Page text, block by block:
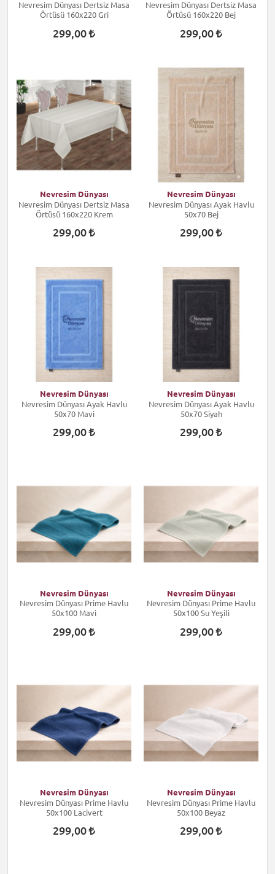
Nevresim Dünyası Dertsiz Masa
Örtüsü 160x220 Gri
299,00
Nevresim Dünyası Dertsiz Masa
Örtüsü 160x220 Bej
299,00
Nevresim Dünyası
Nevresim Dünyası Dertsiz Masa
Örtüsü 160x220 Krem
299,00
Nevresim Dünyası
Nevresim Dünyası Ayak Havlu
50x70 Bej
299,00
Nevresim Dünyası
Nevresim Dünyası Ayak Havlu
50x70 Mavi
299,00
Nevresim Dünyası
Nevresim Dünyası Ayak Havlu
50x70 Siyah
299,00
Nevresim Dünyası
Nevresim Dünyası Prime Havlu
50x100 Mavi
299,00
Nevresim Dünyası
Nevresim Dünyası Prime Havlu
50x100 Su Yeşili
299,00
Nevresim Dünyası
Nevresim Dünyası Prime Havlu
50x100 Lacivert
299,00
Nevresim Dünyası
Nevresim Dünyası Prime Havlu
50x100 Beyaz
299,00